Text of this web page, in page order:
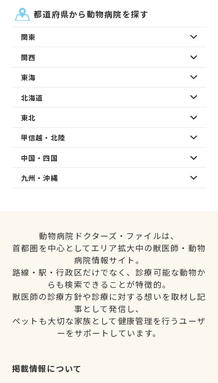
都道府県から動物病院を探す
関東
関西
東海
北海道
東北
甲信越・北陸
中国・四国
九州・沖縄
動物病院ドクターズ・ファイルは、
首都圏を中心としてエリア拡大中の獣医師・動物
病院情報サイト。
路線・駅・行政区だけでなく、診療可能な動物か
らも検索できることが特徴的。
獣医師の診療方針や診療に対する想いを取材し記
事として発信し、
ペットも大切な家族として健康管理を行うユーザ
ーをサポートしています。
掲載情報について